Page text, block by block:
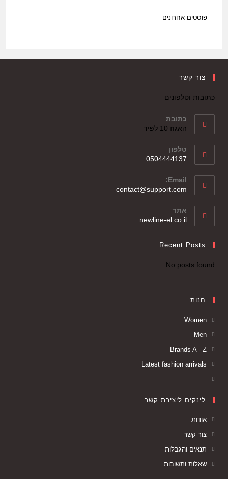
פוסטים אחרונים
צור קשר
כתובות וטלפונים
כתובת
האגוז 10 לפיד
טלפון
0504444137
Email:
contact@support.com
אתר
newline-el.co.il
Recent Posts
No posts found.
חנות
Women
Men
Brands A - Z
Latest fashion arrivals
לינקים ליצירת קשר
אודות
צור קשר
תנאים והגבלות
שאלות ותשובות